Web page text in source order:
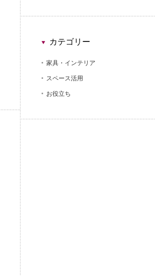
カテゴリー
家具・インテリア
スペース活用
お役立ち